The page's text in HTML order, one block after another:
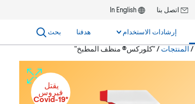
اتصل بنا In English
إرشادات الاستخدام هدفنا بحث
/ المنتجات حالياً:
"كلوركس® منظف المطبخ"
يقتل‬ ‫‫‫‫‏‫
‬‫فيروس
‏*‫Covid-19